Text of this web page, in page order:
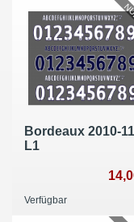
Bordeaux 2010-
L1
Verfügbar